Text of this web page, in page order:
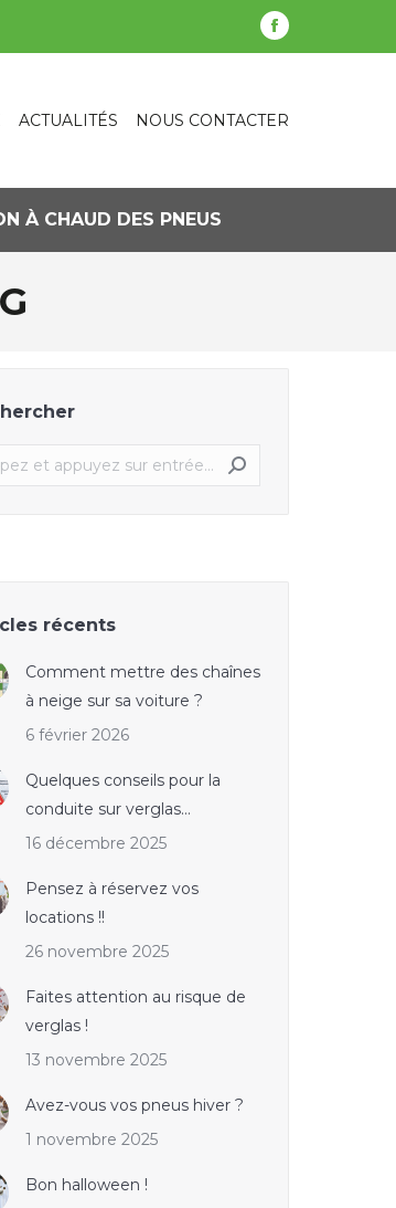
La
s'ouvre
ACTUALITÉS NOUS CONTACTER
À CHAUD DES PNEUS
récents
Comment mettre des chaînes
à neige sur sa voiture ?
6 février 2026
Quelques conseils pour la
conduite sur verglas…
16 décembre 2025
Pensez à réservez vos
locations !!
26 novembre 2025
Faites attention au risque de
verglas !
13 novembre 2025
Avez-vous vos pneus hiver ?
1 novembre 2025
Bon halloween !